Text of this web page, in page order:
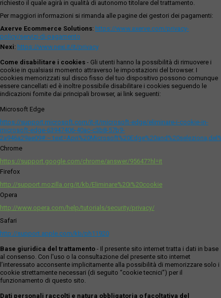
richiesto il quale agirà in qualità di autonomo titolare del trattamento.
Per maggiori informazioni si rimanda alle pagine dei gestori dei pagamenti:
Axerve Ecommerce Solutions: https://www.axerve.com/privacy-
policy/servizi-di-pagamento
Nexi: https://www.nexi.it/it/privacy
Come disabilitare i cookies - Gli utenti hanno la possibilità di rimuovere i
cookie in qualsiasi momento attraverso le impostazioni del browser. I
cookies memorizzati sul disco fisso del tuo dispositivo possono comunque
essere cancellati ed è inoltre possibile disabilitare i cookies seguendo le
indicazioni fornite dai principali browser, ai link seguenti:
Microsoft Edge
https://support.microsoft.com/it-it/microsoft-edge/eliminare-i-cookie-in-
microsoft-edge-63947406-40ac-c3b8-57b9-
Chrome
https://support.google.com/chrome/answer/95647?hl=it
Firefox
http://support.mozilla.org/it/kb/Eliminare%20i%20cookie
Opera
http://www.opera.com/help/tutorials/security/privacy/
Safari
http://support.apple.com/kb/ph11920
Base giuridica del trattamento - Il presente sito internet tratta i dati in base
al consenso. Con l'uso o la consultazione del presente sito internet
l’interessato acconsente implicitamente alla possibilità di memorizzare solo i
cookie strettamente necessari (di seguito “cookie tecnici”) per il
funzionamento di questo sito.
Dati personali raccolti e natura obbligatoria o facoltativa del